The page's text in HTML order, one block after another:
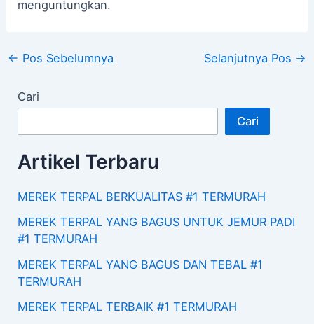
menguntungkan.
← Pos Sebelumnya Selanjutnya Pos →
Cari
Cari
Artikel Terbaru
MEREK TERPAL BERKUALITAS #1 TERMURAH
MEREK TERPAL YANG BAGUS UNTUK JEMUR PADI
#1 TERMURAH
MEREK TERPAL YANG BAGUS DAN TEBAL #1
TERMURAH
MEREK TERPAL TERBAIK #1 TERMURAH